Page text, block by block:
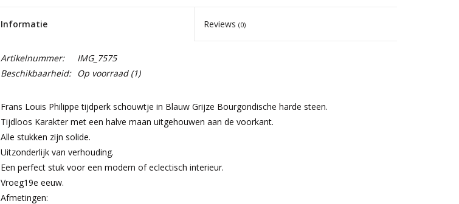
Informatie Reviews(0)
Artikelnummer:
IMG_7575
Beschikbaarheid:
Op voorraad(1)
Frans Louis Philippe tijdperk schouwtje in Blauw Grijze Bourgondische harde steen.
Tijdloos Karakter met een halve maan uitgehouwen aan de voorkant.
Alle stukken zijn solide.
Uitzonderlijk van verhouding.
Een perfect stuk voor een modern of eclectisch interieur.
Vroeg19e eeuw.
Afmetingen: